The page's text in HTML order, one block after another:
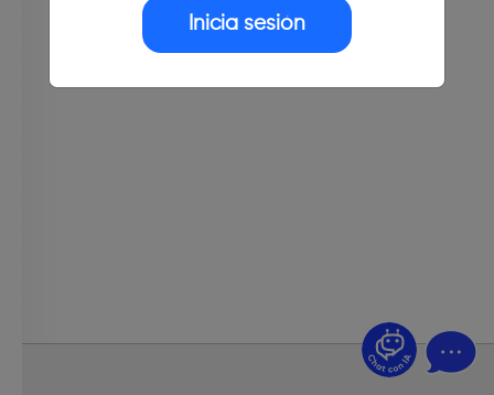
Inicia sesión